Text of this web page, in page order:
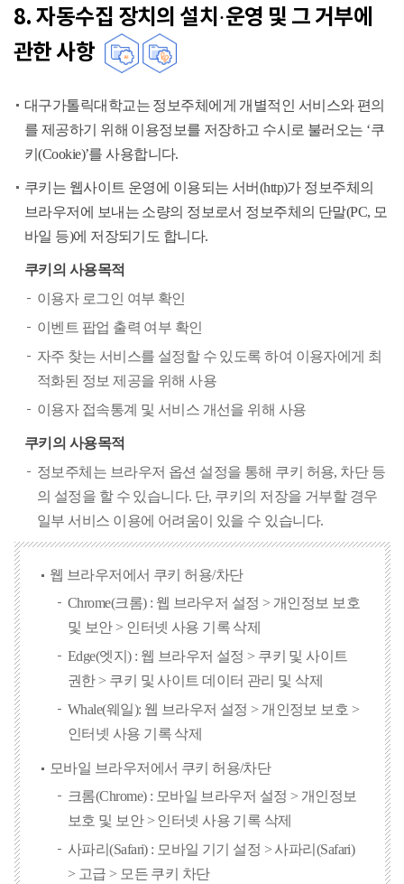
8. 자동수집 장치의 설치·운영 및 그 거부에
관한 사항
대구가톨릭대학교는 정보주체에게 개별적인 서비스와 편의
를 제공하기 위해 이용정보를 저장하고 수시로 불러오는 ‘쿠
키(Cookie)’를 사용합니다.
쿠키는 웹사이트 운영에 이용되는 서버(http)가 정보주체의
브라우저에 보내는 소량의 정보로서 정보주체의 단말(PC, 모
바일 등)에 저장되기도 합니다.
쿠키의 사용목적
이용자 로그인 여부 확인
이벤트 팝업 출력 여부 확인
자주 찾는 서비스를 설정할 수 있도록 하여 이용자에게 최
적화된 정보 제공을 위해 사용
이용자 접속통계 및 서비스 개선을 위해 사용
쿠키의 사용목적
정보주체는 브라우저 옵션 설정을 통해 쿠키 허용, 차단 등
의 설정을 할 수 있습니다. 단, 쿠키의 저장을 거부할 경우
일부 서비스 이용에 어려움이 있을 수 있습니다.
웹 브라우저에서 쿠키 허용/차단
Chrome(크롬) : 웹 브라우저 설정 > 개인정보 보호
및 보안 > 인터넷 사용 기록 삭제
Edge(엣지) : 웹 브라우저 설정 > 쿠키 및 사이트
권한 > 쿠키 및 사이트 데이터 관리 및 삭제
Whale(웨일): 웹 브라우저 설정 > 개인정보 보호 >
인터넷 사용 기록 삭제
모바일 브라우저에서 쿠키 허용/차단
크롬(Chrome) : 모바일 브라우저 설정 > 개인정보
보호 및 보안 > 인터넷 사용 기록 삭제
사파리(Safari) : 모바일 기기 설정 > 사파리(Safari)
> 고급 > 모든 쿠키 차단